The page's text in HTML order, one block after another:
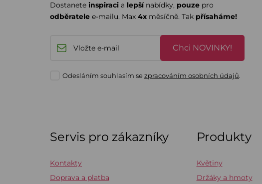
Dostanete inspiraci a lepšínabídky, pouze pro
odběratele e-mailu. Max 4x měsíčně. Tak přísaháme!
Chci NOVINKY!
Odesláním souhlasím sezpracováním osobních údajů.
Servis pro zákazníky
Kontakty
Doprava a platba
Produkty
Květiny
Držáky a hmoty